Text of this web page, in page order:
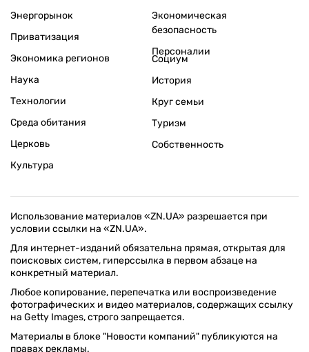
Энергорынок
Приватизация
Экономика регионов
Экономическая
безопасность
Персоналии
Наука
Технологии
Среда обитания
Церковь
Культура
Социум
История
Круг семьи
Туризм
Собственность
Использование материалов «ZN.UA» разрешается при
условии ссылки на «ZN.UA».
Для интернет-изданий обязательна прямая, открытая для
поисковых систем, гиперссылка в первом абзаце на
конкретный материал.
Любое копирование, перепечатка или воспроизведение
фотографических и видео материалов, содержащих ссылку
на Getty Images, строго запрещается.
Материалы в блоке "Новости компаний" публикуются на
правах рекламы.